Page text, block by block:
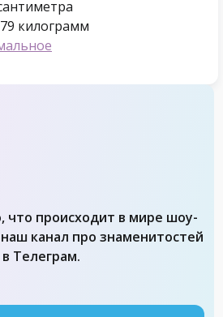
килограмм
что происходит в мире шоу-
канал про знаменитостей
в Телеграм.